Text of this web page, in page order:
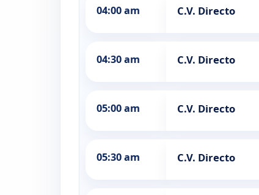
04:00 am C.V. Directo
04:30 am C.V. Directo
05:00 am C.V. Directo
05:30 am C.V. Directo